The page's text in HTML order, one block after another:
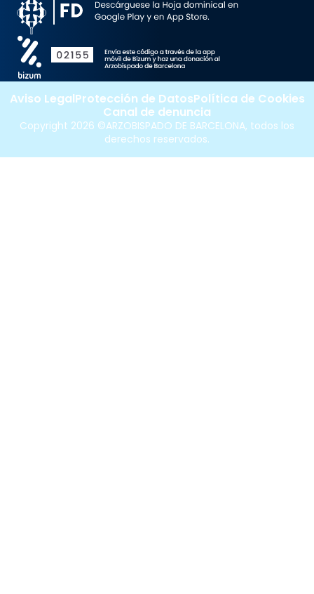
Copyright 2026 ©ARZOBISPADO DE BARCELONA, todos los
derechos reservados.
Aviso LegalProtección de DatosPolítica de Cookies
Canal de denuncia